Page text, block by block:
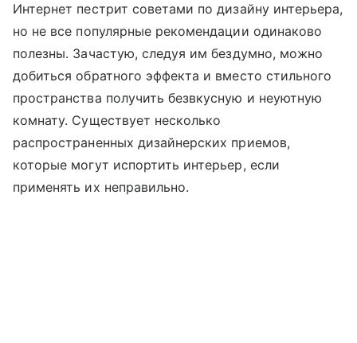
Интернет пестрит советами по дизайну интерьера,
но не все популярные рекомендации одинаково
полезны. Зачастую, следуя им бездумно, можно
добиться обратного эффекта и вместо стильного
пространства получить безвкусную и неуютную
комнату. Существует несколько
распространенных дизайнерских приемов,
которые могут испортить интерьер, если
применять их неправильно.